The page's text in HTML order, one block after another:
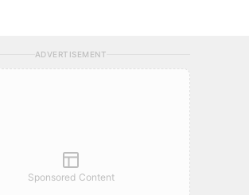
ADVERTISEMENT
Sponsored Content